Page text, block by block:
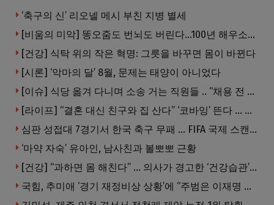
‘축구의 신’ 리오넬 메시 부친 지병 별세
[비움의 미악] 똥오줌도 번뇌도 버린다…100년 해우소의 철학
[건강] 식탁 위의 작은 혁명: 그릇을 바꾸면 몸이 바뀐다
[시론] ‘악마의 달’ 8월, 문제는 태양이 아니었다
[이슈] 식당 옮겨 다니며 소송 거는 직원들 .. “채용 전 반드시 확인해야”
[라이프] “결혼 대신 친구와 집 산다” ‘코바잉’ 뜬다 … 내 집 마련 공식 바뀌었다
심판 성접대 7경기서 한국 축구 무패 … FIFA 국제 스캔들 번지나
‘마약 자숙’ 유아인, 남사친과 볼뽀뽀 근황
[건강] “과하면 몸 해친다” … 의사가 경고한 ‘건강습관’ 5가지
국힘, 추미애 ‘경기 재정비상 상황’에 “주범은 이재명 전 지사”